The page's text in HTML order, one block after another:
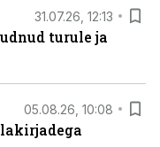
31.07.26, 12:13
turule ja
05.08.26, 10:08